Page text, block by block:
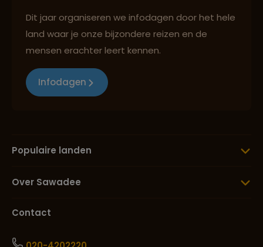
Dit jaar organiseren we infodagen door het hele
land waar je onze bijzondere reizen en de
mensen erachter leert kennen.
Infodagen
Populaire landen
Over Sawadee
Contact